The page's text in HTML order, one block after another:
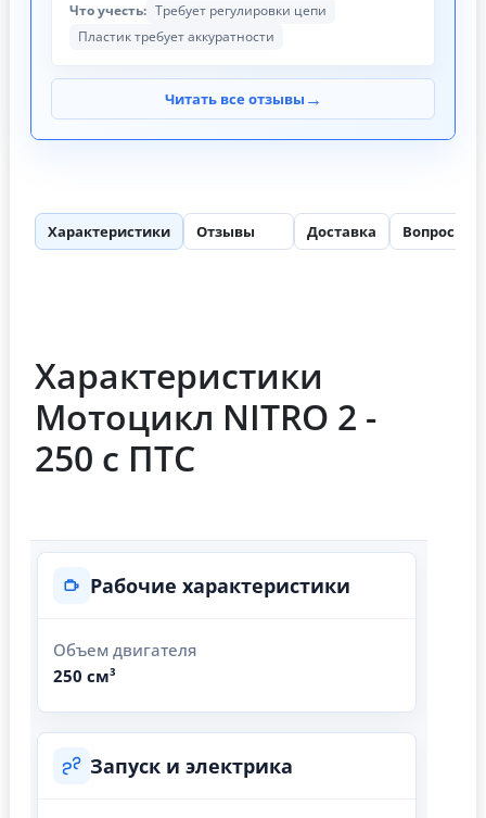
Что учесть: Требует регулировки цепи
Пластик требует аккуратности
Читать все отзывы →
Характеристики Отзывы Доставка Вопросы
Характеристики
Мотоцикл NITRO 2 -
250 с ПТС
Рабочие характеристики
Объем двигателя
250 см³
Запуск и электрика